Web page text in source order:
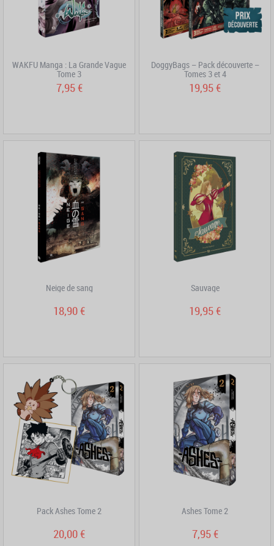
WAKFU Manga : La Grande Vague
Tome 3
7,95 €
DoggyBags – Pack découverte –
Tomes 3 et 4
19,95 €
Neige de sang
18,90 €
Sauvage
19,95 €
Pack Ashes Tome 2
20,00 €
Ashes Tome 2
7,95 €